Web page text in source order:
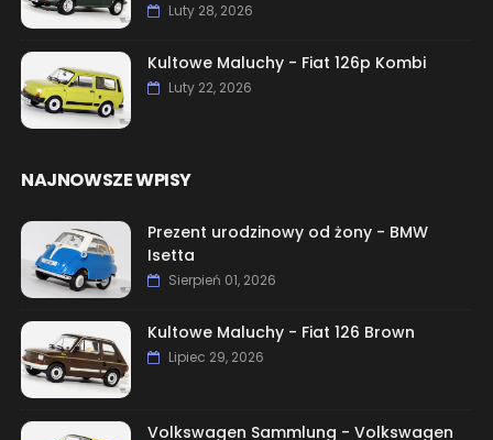
Luty 28, 2026
Kultowe Maluchy - Fiat 126p Kombi
Luty 22, 2026
NAJNOWSZE WPISY
Prezent urodzinowy od żony - BMW
Isetta
Sierpień 01, 2026
Kultowe Maluchy - Fiat 126 Brown
Lipiec 29, 2026
Volkswagen Sammlung - Volkswagen